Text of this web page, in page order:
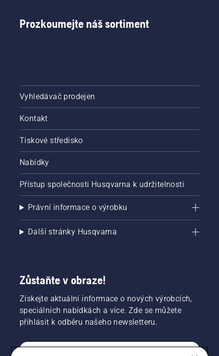
Prozkoumejte náš sortiment
Vyhledávač prodejen
Kontakt
Tiskové středisko
Nabídky
Přístup společnosti Husqvarna k udržitelnosti
Právní informace o výrobku
Další stránky Husqvarna
Zůstaňte v obraze!
Získejte aktuální informace o nových výrobcích,
speciálních nabídkách a více. Zde se můžete
přihlásit k odběru našeho newsletteru.